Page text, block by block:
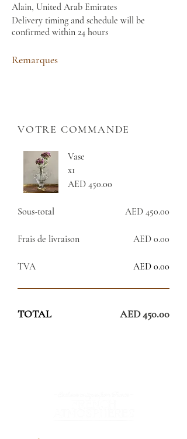
Alain, United Arab Emirates
Delivery timing and schedule will be
confirmed within 24 hours
Remarques
VOTRE COMMANDE
Vase
x1
AED 450.00
Sous-total AED 450.00
Frais de livraison AED 0.00
TVA AED 0.00
TOTAL AED 450.00